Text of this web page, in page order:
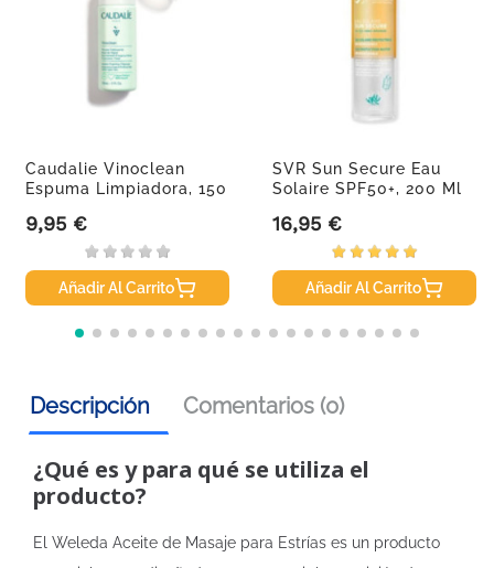
Caudalie Vinoclean
Espuma Limpiadora, 150
Precio
9,95 €
Añadir Al Carrito
SVR Sun Secure Eau
Solaire SPF50+, 200 Ml
Precio
16,95 €
Añadir Al Carrito
Descripción Comentarios (0)
¿Qué es y para qué se utiliza el
producto?
El Weleda Aceite de Masaje para Estrías es un producto